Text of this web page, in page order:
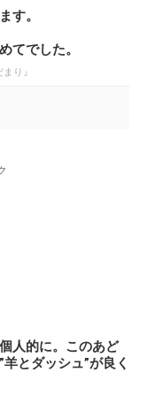
す。
てでした。
り』
人的に。このあど
とダッシュ”が良く